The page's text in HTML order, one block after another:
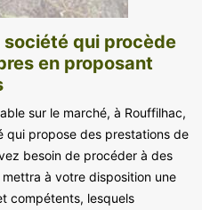
société qui procède
en proposant
sur le marché, à Rouffilhac,
qui propose des prestations de
besoin de procéder à des
mettra à votre disposition une
compétents, lesquels